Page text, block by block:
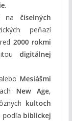
.
načíselných
peňazí
2000 rokmi
digitálnej
Mesiášmi
New Age,
kultoch
podľa biblickej